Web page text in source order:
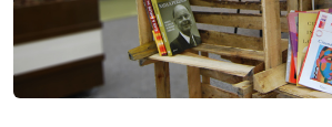
Rádio